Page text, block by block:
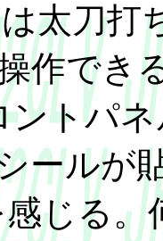
太刀打
作でき
ントパ
ールが
じる。